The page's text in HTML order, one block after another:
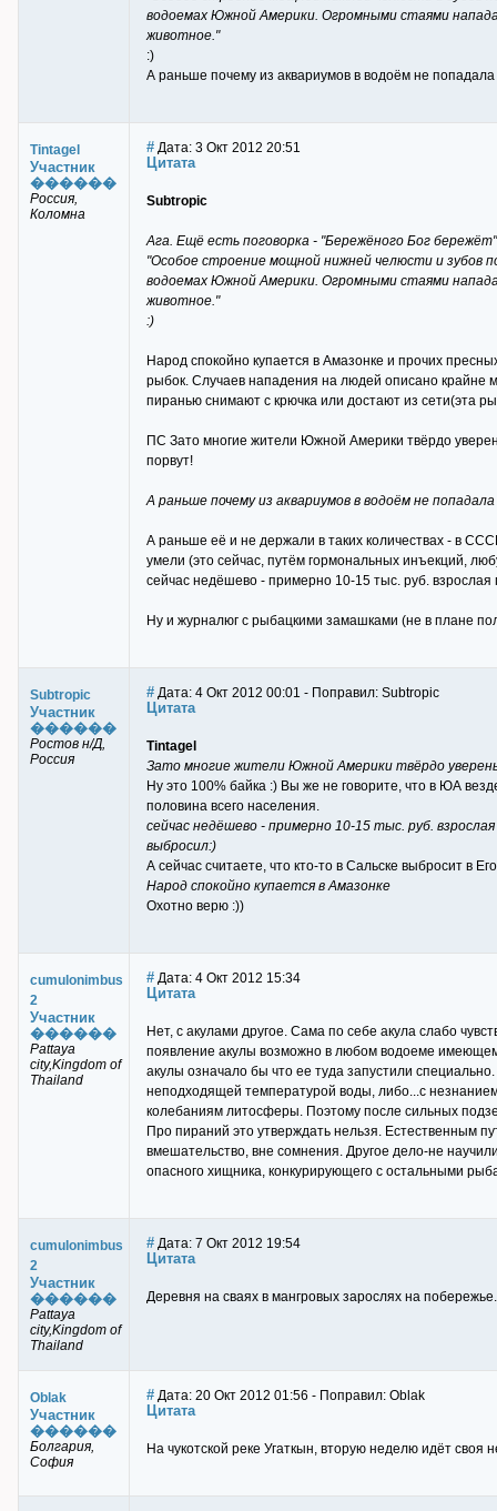
водоемах Южной Америки. Огромными стаями
животное."
:)
А раньше почему из аквариумов в водоём не попадала
Tintagel
Участник
������
Россия,
Коломна
# Дата: 3 Окт 2012 20:51
Цитата
Subtropic
Ага. Ещё есть поговорка - "Бережёного Бог
"Особое строение мощной нижней челюсти и зубов
водоемах Южной Америки. Огромными стаями
животное."
:)
Народ спокойно купается в Амазонке и прочих
рыбок. Случаев нападения на людей описано крайне
пиранью снимают с крючка или достают из сети(эта
ПС Зато многие жители Южной Америки твёрдо
порвут!
А раньше почему из аквариумов в водоём не попадала
А раньше её и не держали в таких количествах - в
умели (это сейчас, путём гормональных инъекций,
сейчас недёшево - примерно 10-15 тыс. руб.
Ну и журналюг с рыбацкими замашками (не в плане
Subtropic
Участник
������
Ростов н/Д,
Россия
# Дата: 4 Окт 2012 00:01 - Поправил: Subtropic
Цитата
Tintagel
Зато многие жители Южной Америки твёрдо
Ну это 100% байка :) Вы же не говорите, что в ЮА
половина всего населения.
сейчас недёшево - примерно 10-15 тыс. руб.
выбросил:)
А сейчас считаете, что кто-то в Сальске выбросит в
Народ спокойно купается в Амазонке
Охотно верю :))
cumulonimbus
2
Участник
������
Pattaya
city,Kingdom of
Thailand
# Дата: 4 Окт 2012 15:34
Цитата
Нет, с акулами другое. Сама по себе акула слабо
появление акулы возможно в любом водоеме
акулы означало бы что ее туда запустили
неподходящей температурой воды, либо...с
колебаниям литосферы. Поэтому после сильных
Про пираний это утверждать нельзя. Естественным
вмешательство, вне сомнения. Другое дело-не
опасного хищника, конкурирующего с остальными
cumulonimbus
2
Участник
������
Pattaya
city,Kingdom of
Thailand
# Дата: 7 Окт 2012 19:54
Цитата
Деревня на сваях в мангровых зарослях на
Oblak
Участник
������
Болгария,
София
# Дата: 20 Окт 2012 01:56 - Поправил: Oblak
Цитата
На чукотской реке Угаткын, вторую неделю идёт своя